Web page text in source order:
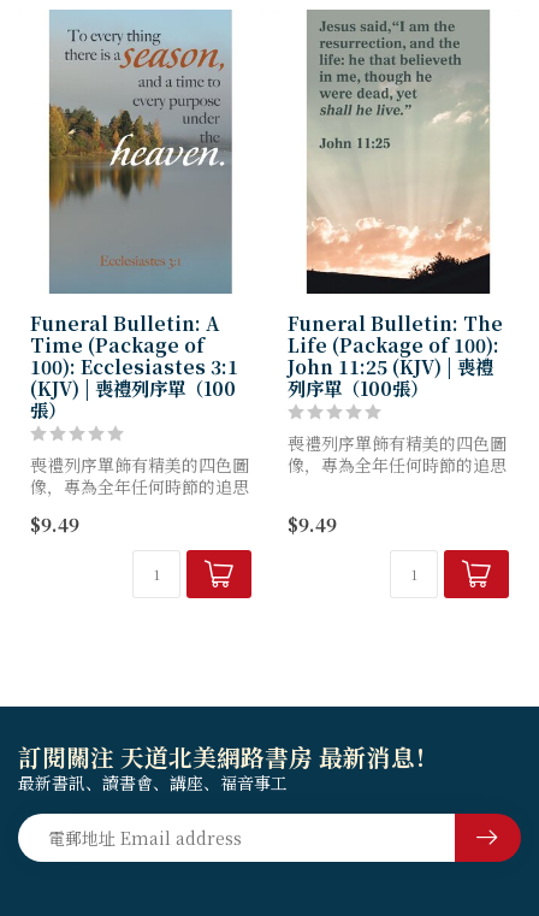
Funeral Bulletin: A
Time (Package of
100): Ecclesiastes 3:1
(KJV) | 喪禮列序單（100
張）
喪禮列序單飾有精美的四色圖
像，專為全年任何時節的追思
《欽定版聖經》的譯文。以每
包100份為單位出售。
$9.49
Funeral Bulletin: The
Life (Package of 100):
John 11:25 (KJV) | 喪禮
列序單（100張）
喪禮列序單飾有精美的四色圖
像，專為全年任何時節的追思
包100份為單位出售。
$9.49
訂閱關注 天道北美網路書房 最新消息！
最新書訊、讀書會、講座、福音事工